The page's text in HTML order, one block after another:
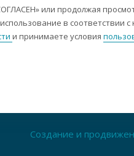
пр. Ленина, 158А, Н1/
выходные
Создание и
или продолжая
в соответствии
и принимаете условия